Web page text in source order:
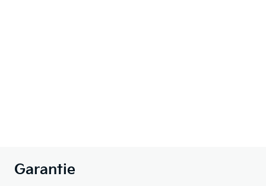
Garantie